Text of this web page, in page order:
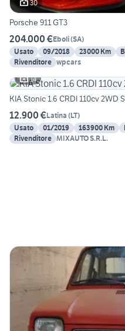
30
Porsche 911 GT3
204.000 €Eboli(SA)
Usato
09/2018 23000 Km
Rivenditore wpcars
14
KIA Stonic 1.6 CRDI 110cv 2WD
12.900 €Latina (LT)
Usato
01/2019 163900 Km
Rivenditore MIXAUTO S.R.L.